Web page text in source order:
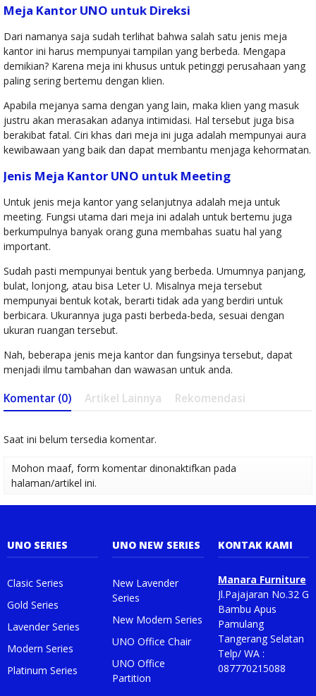
Meja Kantor UNO untuk Direksi
Dari namanya saja sudah terlihat bahwa salah satu jenis meja
kantor ini harus mempunyai tampilan yang berbeda. Mengapa
demikian? Karena meja ini khusus untuk petinggi perusahaan yang
paling sering bertemu dengan klien.
Apabila mejanya sama dengan yang lain, maka klien yang masuk
justru akan merasakan adanya intimidasi. Hal tersebut juga bisa
berakibat fatal. Ciri khas dari meja ini juga adalah mempunyai aura
kewibawaan yang baik dan dapat membantu menjaga kehormatan.
Jenis Meja Kantor UNO untuk Meeting
Untuk jenis meja kantor yang selanjutnya adalah meja untuk
meeting. Fungsi utama dari meja ini adalah untuk bertemu juga
berkumpulnya banyak orang guna membahas suatu hal yang
important.
Sudah pasti mempunyai bentuk yang berbeda. Umumnya panjang,
bulat, lonjong, atau bisa Leter U. Misalnya meja tersebut
mempunyai bentuk kotak, berarti tidak ada yang berdiri untuk
berbicara. Ukurannya juga pasti berbeda-beda, sesuai dengan
ukuran ruangan tersebut.
Nah, beberapa jenis meja kantor dan fungsinya tersebut, dapat
menjadi ilmu tambahan dan wawasan untuk anda.
Komentar (0) Artikel Lainnya Rekomendasi
Saat ini belum tersedia komentar.
Mohon maaf, form komentar dinonaktifkan pada
halaman/artikel ini.
UNO SERIES
Clasic Series
Gold Series
Lavender Series
Modern Series
Platinum Series
UNO NEW SERIES
New Lavender
Series
New Modern Series
UNO Office Chair
UNO Office
Partition
KONTAK KAMI
Manara Furniture
Jl.Pajajaran No.32 G
Bambu Apus
Pamulang
Tangerang Selatan
Telp/ WA :
087770215088